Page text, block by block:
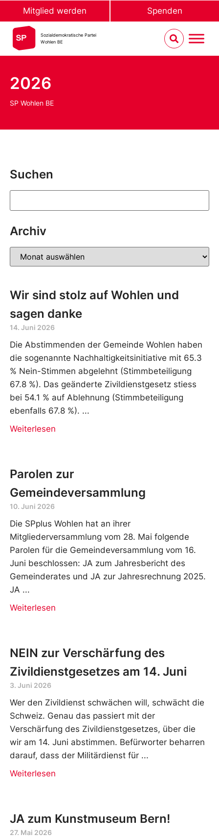
Mitglied werden Spenden
Sozialdemokratische Partei
Wohlen BE
2026
SP Wohlen BE
Suchen
Archiv
Wir sind stolz auf Wohlen und
sagen danke
14. Juni 2026
Die Abstimmenden der Gemeinde Wohlen haben
die sogenannte Nachhaltigkeitsinitiative mit 65.3
% Nein-Stimmen abgelehnt (Stimmbeteiligung
67.8 %). Das geänderte Zivildienstgesetz stiess
bei 54.1 % auf Ablehnung (Stimmbeteiligung
ebenfalls 67.8 %).
Weiterlesen
Parolen zur
Gemeindeversammlung
10. Juni 2026
Die SPplus Wohlen hat an ihrer
Mitgliederversammlung vom 28. Mai folgende
Parolen für die Gemeindeversammlung vom 16.
Juni beschlossen: JA zum Jahresbericht des
Gemeinderates und JA zur Jahresrechnung 2025.
JA
Weiterlesen
NEIN zur Verschärfung des
Zivildienstgesetzes am 14. Juni
3. Juni 2026
Wer den Zivildienst schwächen will, schwächt die
Schweiz. Genau das passiert mit der
Verschärfung des Zivildienstgesetzes, über die
wir am 14. Juni abstimmen. Befürworter beharren
darauf, dass der Militärdienst für
Weiterlesen
JA zum Kunstmuseum Bern!
27. Mai 2026